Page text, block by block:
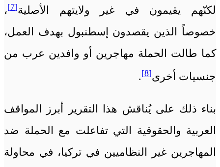
لكنّهم يقيمون في غير ولايتهم الأصلية[7]
،
خصوصاً الذين يقصدون إسطنبول بهدف العمل،
كما طالت الحملة مهاجرين أو وافدين عرب من
جنسيات أخرى[8]
.
بناء ذلك على يُناقش هذا التقرير أبرز المواقف
العربية والحقوقية التي تفاعلت مع الحملة ضد
المهاجرين غير النظاميين في تركيا، في محاولة